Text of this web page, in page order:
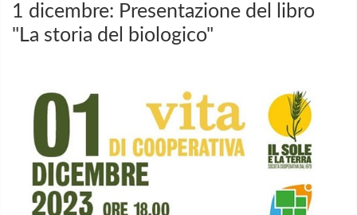
1 dicembre: Presentazione del libro
"La storia del biologico"